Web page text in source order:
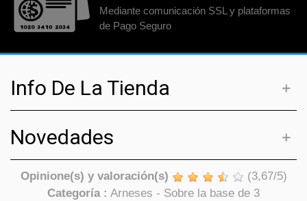
Mediante comunicación SSL y plataformas
de Pago Seguro
Info De La Tienda
Novedades
Opinione(s) y valoración(s) (3,67/5)
Categoría : Arneses - Sobre la base de 3